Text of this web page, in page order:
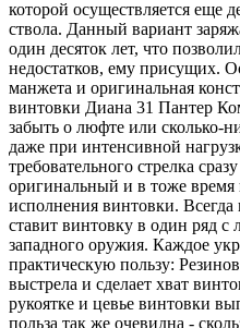
которой осуществляется еще
ствола. Данный вариант
один десяток лет, что
недостатков, ему присущих.
манжета и оригинальная
винтовки Диана 31 Пантер
забыть о люфте или сколько-
даже при интенсивной
требовательного стрелка
оригинальный и в тоже
исполнения винтовки.
ставит винтовку в один ряд
западного оружия. Каждое
практическую пользу:
выстрела и сделает хват
рукоятке и цевье винтовки
польза так же очевидна -